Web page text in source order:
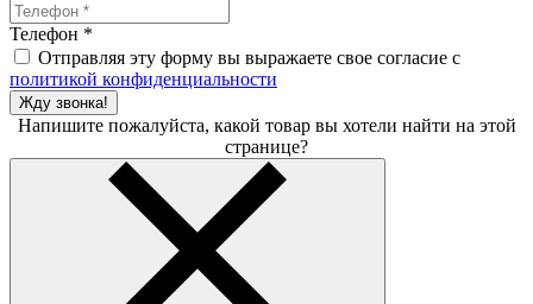
Телефон *
Отправляя эту форму вы выражаете свое согласие с
политикой конфиденциальности
Жду звонка!
Напишите пожалуйста, какой товар вы хотели найти на этой
странице?